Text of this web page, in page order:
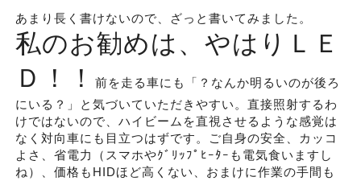
あまり長く書けないので、ざっと書いてみました。
私のお勧めは、やはりＬＥ
Ｄ！！
前を走る車にも「？なんか明るいのが後ろ
にいる？」と気づいていただきやすい。直接照射するわ
けではないので、ハイビームを直視させるような感覚は
なく対向車にも目立つはずです。ご自身の安全、カッコ
よさ、省電力（スマホやｸﾞﾘｯﾌﾟﾋｰﾀｰも電気食いますし
ね）、価格もHIDほど高くない、おまけに作業の手間も